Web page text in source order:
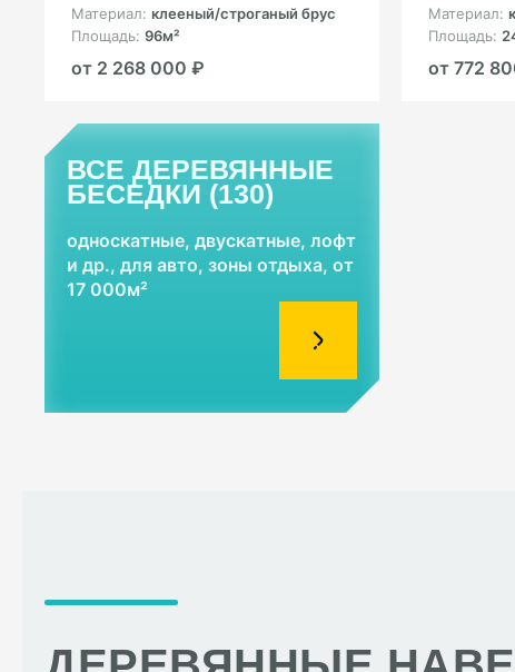
Материал: клееный/строганый брус
Площадь: 96м²
от 2 268 000 ₽
Материал:
Площадь:
от 772
ВСЕ ДЕРЕВЯННЫЕ
БЕСЕДКИ (130)
односкатные, двускатные, лофт
и др., для авто, зоны отдыха, от
17 000м²